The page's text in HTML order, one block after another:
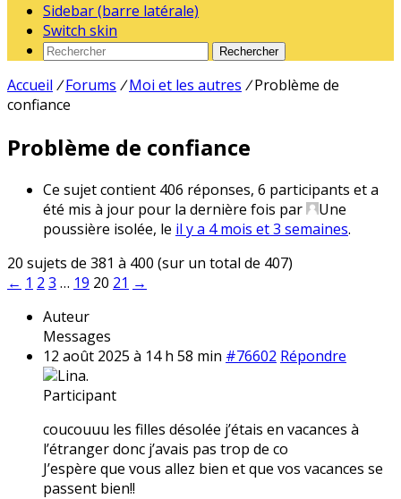
Sidebar (barre latérale)
Switch skin
Rechercher
Accueil / Forums / Moi et les autres / Problème de
confiance
Problème de confiance
Ce sujet contient 406 réponses, 6 participants et a
été mis à jour pour la dernière fois par
Une
poussière isolée, le il y a 4 mois et 3 semaines.
20 sujets de 381 à 400 (sur un total de 407)
← 1 2 3 … 19 20 21 →
Auteur
Messages
12 août 2025 à 14 h 58 min #76602 Répondre
Lina.
Participant
coucouuu les filles désolée j’étais en vacances à
l’étranger donc j’avais pas trop de co
J’espère que vous allez bien et que vos vacances se
passent bien!!